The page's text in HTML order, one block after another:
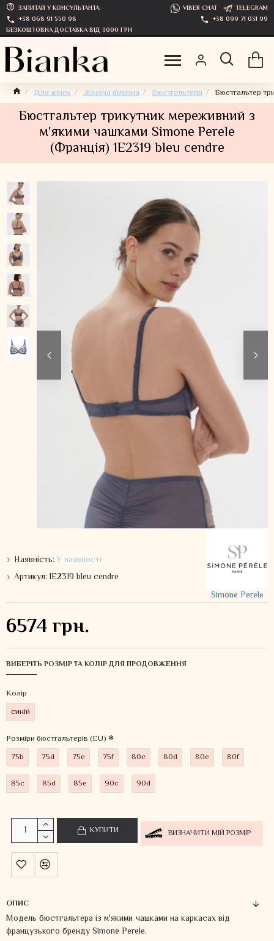
ЗАПИТАЙ У КОНСУЛЬТАНТА: VIBER CHAT
TELEGRAM
+38 068 91 550 98
+38 099 71 031 99
БЕЗКОШТОВНА ДОСТАВКА ВІД 3000 ГРН
Для жінок Жіноча білизна Бюстгальтери Бюстгальтер
Бюстгальтер трикутник мереживний з
м'якими чашками Simone Perele
(Франція) 1E2319 bleu cendre
Наявність:У наявності
Артикул:1E2319 bleu cendre
Simone Perele
6574 грн.
ВИБЕРІТЬ РОЗМІР ТА КОЛІР ДЛЯ ПРОДОВЖЕННЯ
Колiр
синій
Розміри бюстгальтерів (EU)
75b
75d 75e 75f 80c 80d 80e 80f
85c 85d 85e 90c 90d
КУПИТИ ВИЗНАЧИТИ МІЙ РОЗМІР
ОПИС
Модель бюстгальтера із м'якими чашками на каркасах від
французького бренду Simone Perele.